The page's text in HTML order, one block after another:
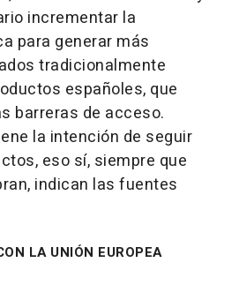
incrementar la
para generar más
tradicionalmente
españoles, que
barreras de acceso.
la intención de seguir
eso sí, siempre que
indican las fuentes
LA UNIÓN EUROPEA